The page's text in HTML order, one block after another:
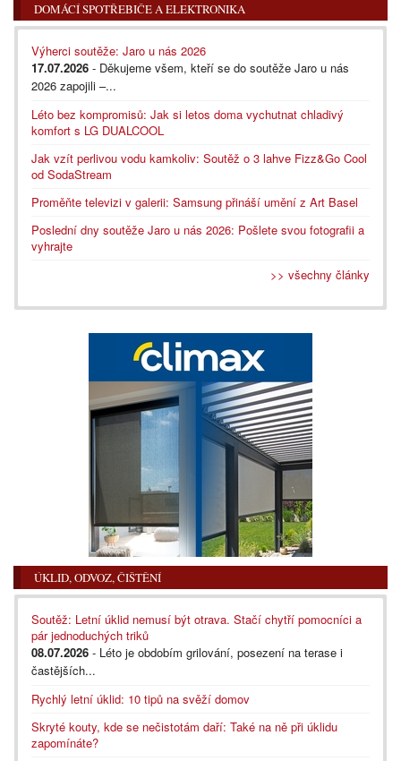
DOMÁCÍ SPOTŘEBIČE A ELEKTRONIKA
Výherci soutěže: Jaro u nás 2026
17.07.2026 - Děkujeme všem, kteří se do soutěže Jaro u nás
2026 zapojili –...
Léto bez kompromisů: Jak si letos doma vychutnat chladivý
komfort s LG DUALCOOL
Jak vzít perlivou vodu kamkoliv: Soutěž o 3 lahve Fizz&Go Cool
od SodaStream
Proměňte televizi v galerii: Samsung přináší umění z Art Basel
Poslední dny soutěže Jaro u nás 2026: Pošlete svou fotografii a
vyhrajte
>> všechny články
ÚKLID, ODVOZ, ČIŠTĚNÍ
Soutěž: Letní úklid nemusí být otrava. Stačí chytří pomocníci a
pár jednoduchých triků
08.07.2026 - Léto je obdobím grilování, posezení na terase i
častějších...
Rychlý letní úklid: 10 tipů na svěží domov
Skryté kouty, kde se nečistotám daří: Také na ně při úklidu
zapomínáte?